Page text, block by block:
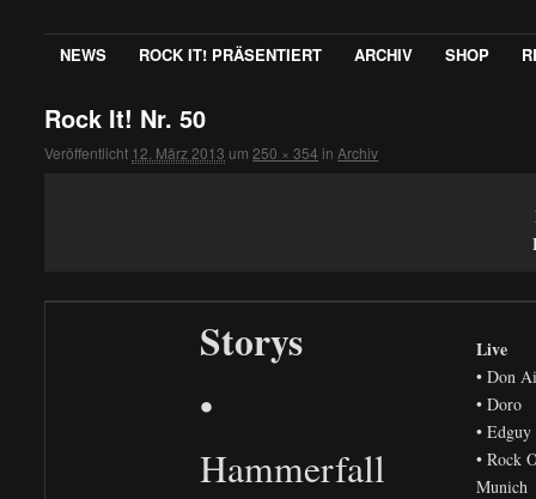
NEWS ROCK IT! PRÄSENTIERT ARCHIV SHOP
Rock It! Nr. 50
Veröffentlicht 12. März 2013 um250 × 354 in Archiv
Storys
•
Hammerfall
Live
• Don
• Doro
• Edguy
• Rock
Munich